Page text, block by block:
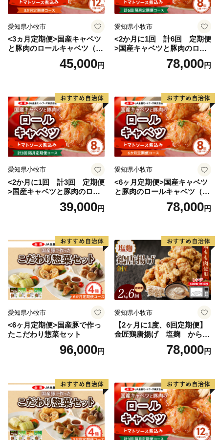
愛知県小牧市
<3ヵ月定期便>国産キャベツ
と豚肉のロールキャベツ（6P
45,000円
愛知県小牧市
<2か月に1回 計6回 定期便
>国産キャベツと豚肉のロー
ルキャベツ（4P入り）
78,000円
愛知県小牧市
<2か月に1回 計3回 定期便
>国産キャベツと豚肉のロー
ルキャベツ（4P入り）
39,000円
愛知県小牧市
<6ヶ月定期便>国産キャベツ
と豚肉のロールキャベツ（4P
78,000円
愛知県小牧市
<6ヶ月定期便>国産豚で作っ
たこだわり惣菜セット
96,000円
愛知県小牧市
【2ヶ月に1度、6回定期便】
金匠鶏唐揚げ 塩麹 からあ
78,000円